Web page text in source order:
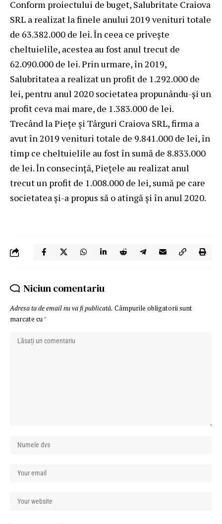
Conform proiectului de buget, Salubritate Craiova
SRL a realizat la finele anului 2019 venituri totale
de 63.382.000 de lei. În ceea ce priveşte
cheltuielile, acestea au fost anul trecut de
62.090.000 de lei. Prin urmare, în 2019,
Salubritatea a realizat un profit de 1.292.000 de
lei, pentru anul 2020 societatea propunându-şi un
profit ceva mai mare, de 1.383.000 de lei.
Trecând la Pieţe şi Târguri Craiova SRL, firma a
avut în 2019 venituri totale de 9.841.000 de lei, în
timp ce cheltuielile au fost în sumă de 8.833.000
de lei. În consecinţă, Pieţele au realizat anul
trecut un profit de 1.008.000 de lei, sumă pe care
societatea şi-a propus să o atingă şi în anul 2020.
Niciun comentariu
Adresa ta de email nu va fi publicată. Câmpurile obligatorii sunt
marcate cu*